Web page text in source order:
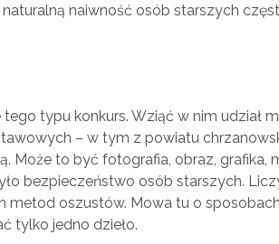
naiwność osób starszych
typu konkurs. Wziąć w nim udział
– w tym z powiatu
Może to być fotografia, obraz, grafika,
bezpieczeństwo osób starszych.
oszustów. Mowa tu o sposobach
tylko jedno dzieło.